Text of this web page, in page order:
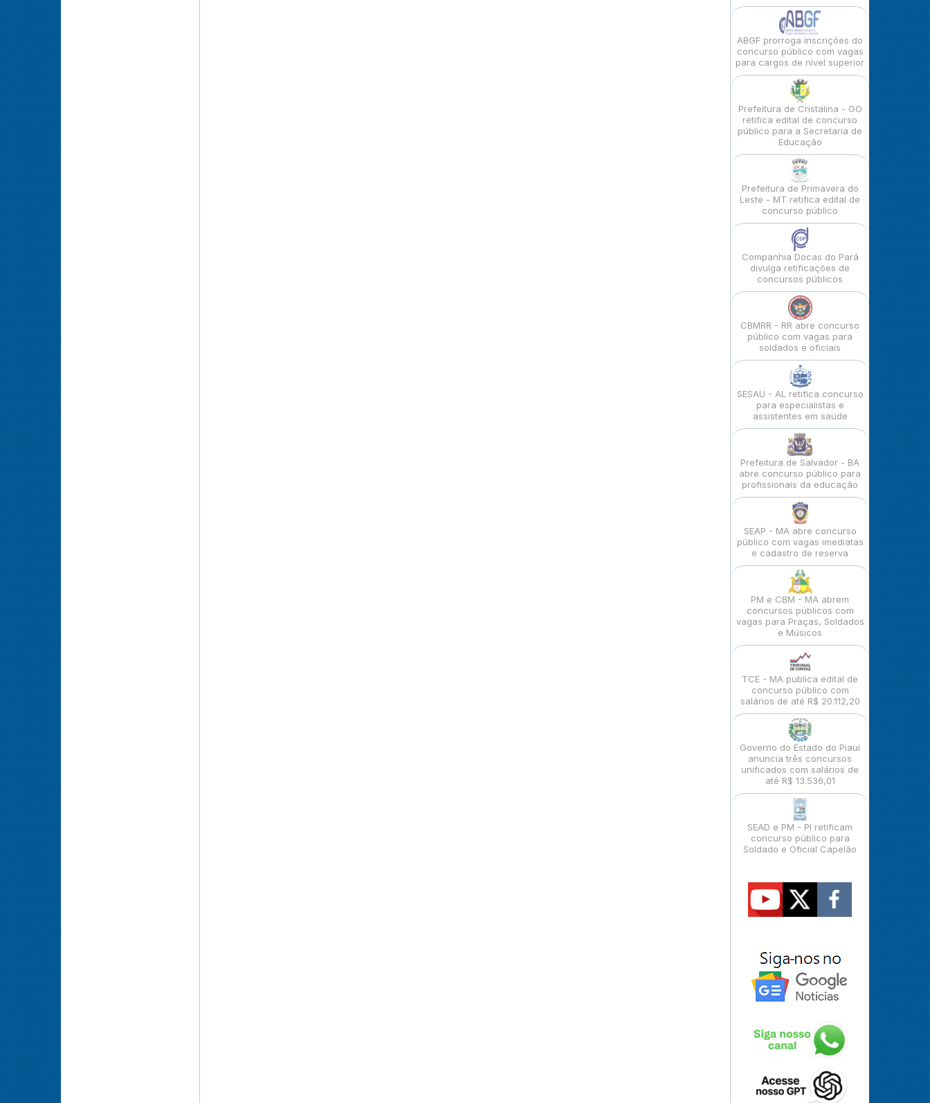
ABGF prorroga inscrições do
concurso público com vagas
para cargos de nível superior
Prefeitura de Cristalina - GO
retifica edital de concurso
público para a Secretaria de
Educação
Prefeitura de Primavera do
Leste - MT retifica edital de
concurso público
Companhia Docas do Pará
divulga retificações de
concursos públicos
CBMRR - RR abre concurso
público com vagas para
soldados e oficiais
SESAU - AL retifica concurso
para especialistas e
assistentes em saúde
Prefeitura de Salvador - BA
abre concurso público para
profissionais da educação
SEAP - MA abre concurso
público com vagas imediatas
e cadastro de reserva
PM e CBM - MA abrem
concursos públicos com
vagas para Praças, Soldados
e Músicos
TCE - MA publica edital de
concurso público com
salários de até R$ 20.112,20
Governo do Estado do Piauí
anuncia três concursos
unificados com salários de
até R$ 13.536,01
SEAD e PM - PI retificam
concurso público para
Soldado e Oficial Capelão